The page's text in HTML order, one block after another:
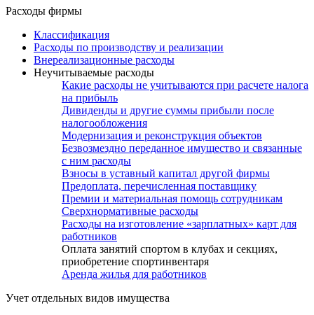
Расходы фирмы
Классификация
Расходы по производству и реализации
Внереализационные расходы
Неучитываемые расходы
Какие расходы не учитываются при расчете налога
на прибыль
Дивиденды и другие суммы прибыли после
налогообложения
Модернизация и реконструкция объектов
Безвозмездно переданное имущество и связанные
с ним расходы
Взносы в уставный капитал другой фирмы
Предоплата, перечисленная поставщику
Премии и материальная помощь сотрудникам
Сверхнормативные расходы
Расходы на изготовление «зарплатных» карт для
работников
Оплата занятий спортом в клубах и секциях,
приобретение спортинвентаря
Аренда жилья для работников
Учет отдельных видов имущества